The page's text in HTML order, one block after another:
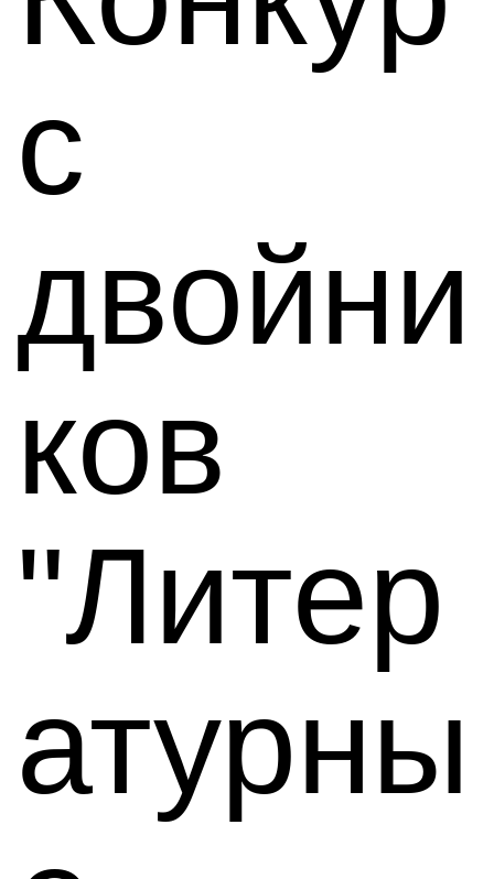
с
двойни
ков
"Литер
атурны